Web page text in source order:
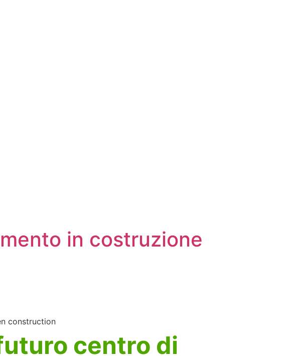
in costruzione
centro di